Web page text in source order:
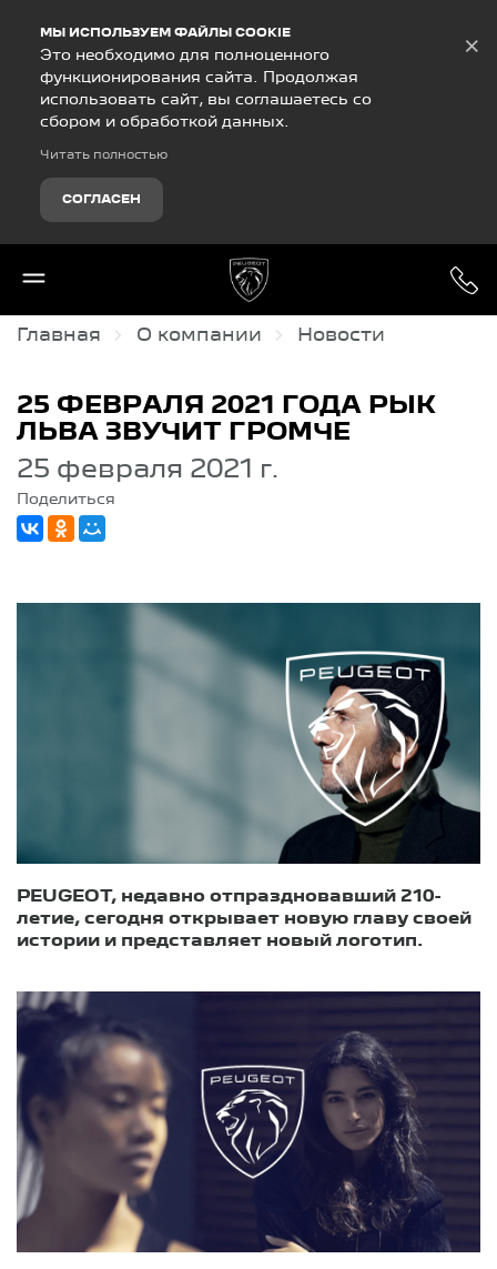
МЫ ИСПОЛЬЗУЕМ ФАЙЛЫ COOKIE
Это необходимо для полноценного
функционирования сайта. Продолжая
использовать сайт, вы соглашаетесь со
сбором и обработкой данных.
Читать полностью
СОГЛАСЕН
×
Главная О компании Новости
25 ФЕВРАЛЯ 2021 ГОДА РЫК
ЛЬВА ЗВУЧИТ ГРОМЧЕ
25 февраля 2021 г.
Поделиться
PEUGEOT, недавно отпраздновавший 210-
летие, сегодня открывает новую главу своей
истории и представляет новый логотип.